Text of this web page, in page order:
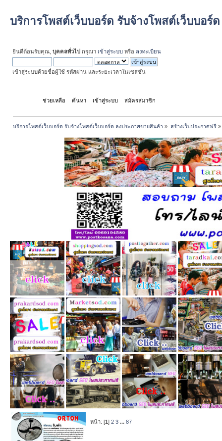
บริการโพสต์เว็บบอร์ด รับจ้างโพสต์เว็บบอร์
ยินดีต้อนรับคุณ, บุคคลทั่วไป กรุณา เข้าสู่ระบบ หรือ ลงทะเบียน
เข้าสู่ระบบด้วยชื่อผู้ใช้ รหัสผ่าน และระยะเวลาในเซสชั่น
ช่วยเหลือ ค้นหา เข้าสู่ระบบ สมัครสมาชิก
บริการโพสต์เว็บบอร์ด รับจ้างโพสต์เว็บบอร์ด ลงประกาศขายสินค้า » สร้างเว็บประกาศฟรี»
หน้า: [1]2 3 ...87